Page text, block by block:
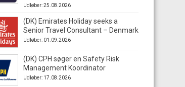
Udløber: 25.08.2026
(DK) Emirates Holiday seeks a
Senior Travel Consultant – Denmark
Udløber: 01.09.2026
(DK) CPH søger en Safety Risk
Management Koordinator
Udløber: 17.08.2026